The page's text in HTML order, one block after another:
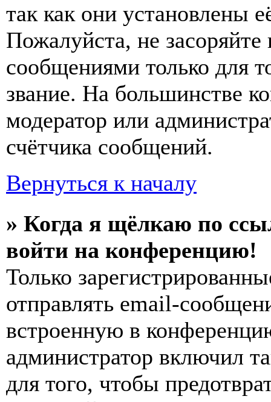
так как они установлены
Пожалуйста, не
сообщениями только для
звание. На большинстве
модератор или
счётчика сообщений.
Вернуться к началу
» Когда я щёлкаю по
войти на конференцию!
Только
отправлять email-
встроенную в
администратор включил
для того, чтобы